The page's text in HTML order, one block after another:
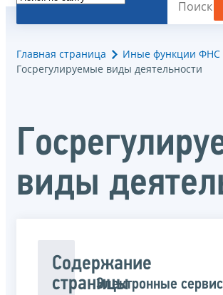
Главная страница
Иные функции ФНС
Госрегулируемые виды деятельности
виды
Содержание
страницыЭлектронные